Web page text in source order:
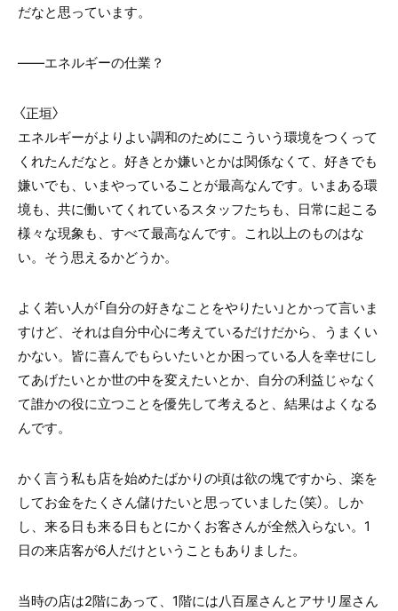
だなと思っています。
――エネルギーの仕業？
〈正垣〉
エネルギーがよりよい調和のためにこういう環境をつくって
くれたんだなと。好きとか嫌いとかは関係なくて、好きでも
嫌いでも、いまやっていることが最高なんです。いまある環
境も、共に働いてくれているスタッフたちも、日常に起こる
様々な現象も、すべて最高なんです。これ以上のものはな
い。そう思えるかどうか。
よく若い人が「自分の好きなことをやりたい」とかって言いま
すけど、それは自分中心に考えているだけだから、うまくい
かない。皆に喜んでもらいたいとか困っている人を幸せにし
てあげたいとか世の中を変えたいとか、自分の利益じゃなく
て誰かの役に立つことを優先して考えると、結果はよくなる
んです。
かく言う私も店を始めたばかりの頃は欲の塊ですから、楽を
してお金をたくさん儲けたいと思っていました（笑）。しか
し、来る日も来る日もとにかくお客さんが全然入らない。1
日の来店客が6人だけということもありました。
当時の店は2階にあって、1階には八百屋さんとアサリ屋さん